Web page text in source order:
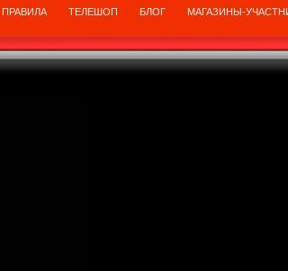
ПРАВИЛА ТЕЛЕШОП БЛОГ МАГАЗИНЫ-